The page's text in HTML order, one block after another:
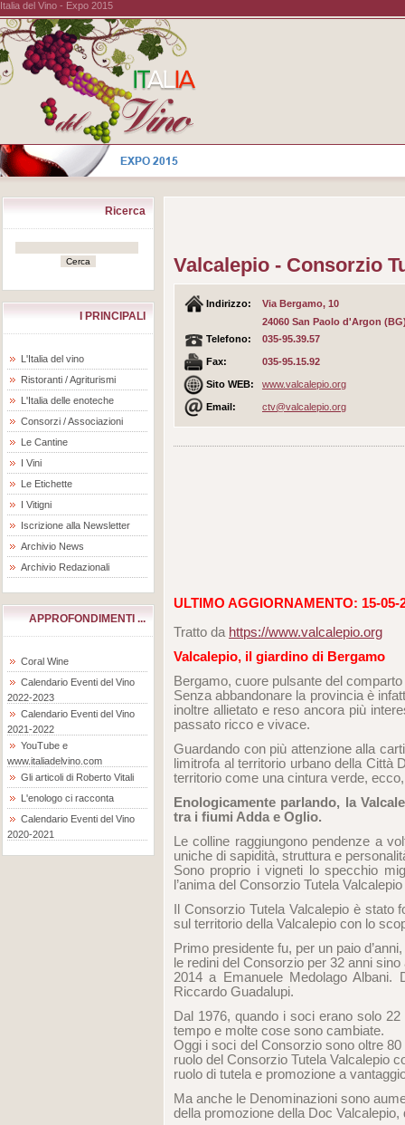
Italia del Vino - Expo 2015
Ricerca
I PRINCIPALI
L'Italia del vino
Ristoranti / Agriturismi
L'Italia delle enoteche
Consorzi / Associazioni
Le Cantine
I Vini
Le Etichette
I Vitigni
Iscrizione alla Newsletter
Archivio News
Archivio Redazionali
APPROFONDIMENTI ...
Coral Wine
Calendario Eventi del Vino
2022-2023
Calendario Eventi del Vino
2021-2022
YouTube e
www.italiadelvino.com
Gli articoli di Roberto Vitali
L'enologo ci racconta
Calendario Eventi del Vino
2020-2021
Valcalepio - Consorzio
Indirizzo:
Via Bergamo, 10
24060 San Paolo d'Argon
Telefono:
035-95.39.57
Fax: 035-95.15.92
Sito WEB: www.valcalepio.org
Email: ctv@valcalepio.org
ULTIMO AGGIORNAMENTO: 15-05-
Tratto da https://www.valcalepio.org
Valcalepio, il giardino di Bergamo
Bergamo, cuore pulsante del
Senza abbandonare la provincia è
inoltre allietato e reso ancora più
passato ricco e vivace.
Guardando con più attenzione alla
limitrofa al territorio urbano della Città
territorio come una cintura verde,
Enologicamente parlando, la
tra i fiumi Adda e Oglio.
Le colline raggiungono pendenze a
uniche di sapidità, struttura e
Sono proprio i vigneti lo specchio
l’anima del Consorzio Tutela
Il Consorzio Tutela Valcalepio è stato
sul territorio della Valcalepio con lo
Primo presidente fu, per un paio
le redini del Consorzio per 32 anni
2014 a Emanuele Medolago Albani.
Riccardo Guadalupi.
Dal 1976, quando i soci erano solo
tempo e molte cose sono cambiate.
Oggi i soci del Consorzio sono oltre
ruolo del Consorzio Tutela Valcalepio
ruolo di tutela e promozione a
Ma anche le Denominazioni sono
della promozione della Doc